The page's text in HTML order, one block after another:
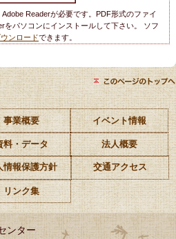
Readerが必要です。PDF形式のファイ
をパソコンにインストールして下さい。 ソフ
ンロードできます。
事業概要 イベント情報
料・データ 法人概要
情報保護方針 交通アクセス
リンク集
ンター